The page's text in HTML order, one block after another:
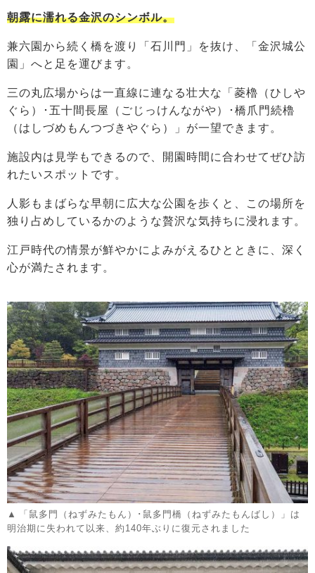
朝露に濡れる金沢のシンボル。
兼六園から続く橋を渡り「石川門」を抜け、「金沢城公
園」へと足を運びます。
三の丸広場からは一直線に連なる壮大な「菱櫓（ひしや
ぐら）･五十間長屋（ごじっけんながや）･橋爪門続櫓
（はしづめもんつづきやぐら）」が一望できます。
施設内は見学もできるので、開園時間に合わせてぜひ訪
れたいスポットです。
人影もまばらな早朝に広大な公園を歩くと、この場所を
独り占めしているかのような贅沢な気持ちに浸れます。
江戸時代の情景が鮮やかによみがえるひとときに、深く
心が満たされます。
「鼠多門（ねずみたもん）･鼠多門橋（ねずみたもんばし）」は
明治期に失われて以来、約140年ぶりに復元されました